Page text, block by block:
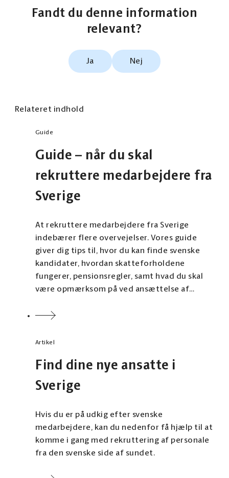
Fandt du denne information
relevant?
Ja Nej
Relateret indhold
Guide
Guide – når du skal
rekruttere medarbejdere fra
Sverige
At rekruttere medarbejdere fra Sverige
indebærer flere overvejelser. Vores guide
giver dig tips til, hvor du kan finde svenske
kandidater, hvordan skatteforholdene
fungerer, pensionsregler, samt hvad du skal
være opmærksom på ved ansættelse af
Artikel
Find dine nye ansatte i
Sverige
Hvis du er på udkig efter svenske
medarbejdere, kan du nedenfor få hjælp til at
komme i gang med rekruttering af personale
fra den svenske side af sundet.